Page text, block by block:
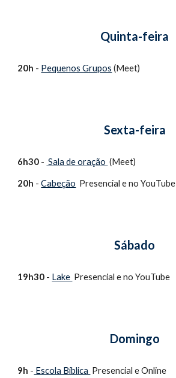
Quinta-feira
20h - Pequenos Grupos (Meet)
Sexta-feira
6h30 - Sala de oração (Meet)
20h - Cabeção
  Presencial e no YouTube
Sábado
19h30 - Lake Presencial e no YouTube
Domingo
9h - Escola Bíblica Presencial e Online